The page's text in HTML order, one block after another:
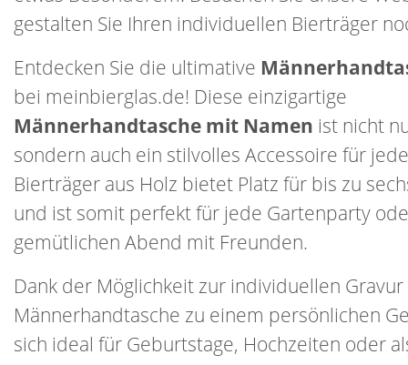
gestalten Sie Ihren individuellen Bierträger
Entdecken Sie die ultimative
bei meinbierglas.de! Diese einzigartige
Männerhandtasche mit Namen ist nicht
sondern auch ein stilvolles Accessoire für
Bierträger aus Holz bietet Platz für bis zu
und ist somit perfekt für jede Gartenparty
gemütlichen Abend mit Freunden.
Dank der Möglichkeit zur individuellen
Männerhandtasche zu einem persönlichen
sich ideal für Geburtstage, Hochzeiten oder